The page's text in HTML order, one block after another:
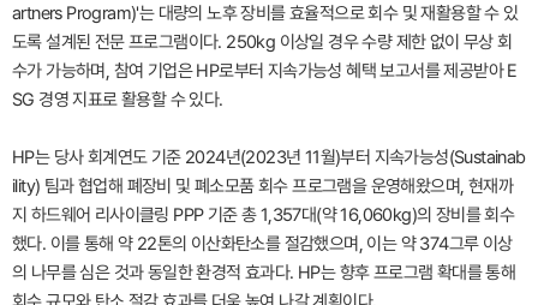
artners Program)'는 대량의 노후 장비를 효율적으로 회수 및 재활용할 수 있
도록 설계된 전문 프로그램이다. 250kg 이상일 경우 수량 제한 없이 무상 회
수가 가능하며, 참여 기업은 HP로부터 지속가능성 혜택 보고서를 제공받아 E
SG 경영 지표로 활용할 수 있다.
HP는 당사 회계연도 기준 2024년(2023년 11월)부터 지속가능성(Sustainab
ility) 팀과 협업해 폐장비 및 폐소모품 회수 프로그램을 운영해왔으며, 현재까
지 하드웨어 리사이클링 PPP 기준 총 1,357대(약 16,060kg)의 장비를 회수
했다. 이를 통해 약 22톤의 이산화탄소를 절감했으며, 이는 약 374그루 이상
의 나무를 심은 것과 동일한 환경적 효과다. HP는 향후 프로그램 확대를 통해